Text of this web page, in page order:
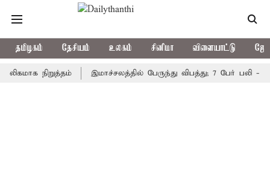
தமிழகம் தேசியம் உலகம் சினிமா விளையாட்டு
நிறுத்தம் இமாச்சலத்தில் பேருந்து விபத்து; 7 பேர் பலி -